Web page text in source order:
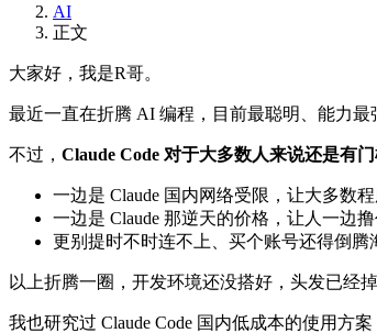
AI
正文
大家好，我是R哥。
最近一直在折腾 AI 编程，目前最聪明、能力
不过， Claude Code 对于大多数人来说还是有门
一边是 Claude 国内网络受限，让大多数程
一边是 Claude 那逆天的价格，让人一边
更别提时不时连不上、买个账号还得倒
以上折腾一圈，开发环境还没搭好，头发已经掉
我也研究过 Claude Code 国内低成本的使用方